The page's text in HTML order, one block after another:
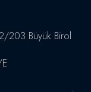
203 Büyük Birol